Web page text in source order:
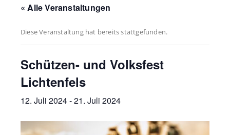
« Alle Veranstaltungen
Diese Veranstaltung hat bereits stattgefunden.
Schützen- und Volksfest
Lichtenfels
12. Juli 2024-21. Juli 2024